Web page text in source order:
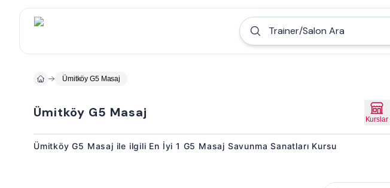
Trainer/Salon Ara
Ümitköy G5 Masaj
Ümitköy G5 Masaj Kurslar
Ümitköy G5 Masaj ile ilgili En İyi 1 G5 Masaj Savunma Sanatları Kursu